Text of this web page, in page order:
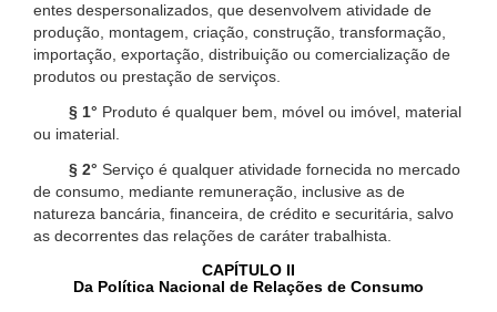
entes despersonalizados, que desenvolvem atividade de
produção, montagem, criação, construção, transformação,
importação, exportação, distribuição ou comercialização de
produtos ou prestação de serviços.
§ 1° Produto é qualquer bem, móvel ou imóvel, material
ou imaterial.
§ 2° Serviço é qualquer atividade fornecida no mercado
de consumo, mediante remuneração, inclusive as de
natureza bancária, financeira, de crédito e securitária, salvo
as decorrentes das relações de caráter trabalhista.
CAPÍTULO II
Da Política Nacional de Relações de Consumo